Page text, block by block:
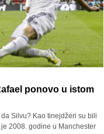
ponovo u istom
Silvu? Kao tinejdžeri su bili
2008. godine u Manchester